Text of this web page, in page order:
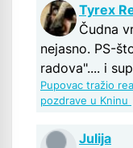
Tyrex
Čudna
nejasno. PS-
radova".... i
Pupovac tražio
pozdrave u Kninu
Julija